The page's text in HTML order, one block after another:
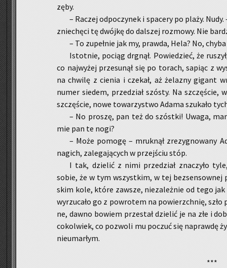
zęby.
– Ra­czej od­po­czy­nek i spa­ce­ry po plaży.
znie­chę­ci tę dwój­kę do dal­szej roz­mo­wy. Nie
– To zu­peł­nie jak my, praw­da, Hela? No,
Istot­nie, po­ciąg drgnął. Po­wie­dzieć, że
co naj­wy­żej prze­su­nął się po to­rach, sa­piąc z
na chwi­lę z cie­nia i cze­kał, aż że­la­zny gi­gant
numer sie­dem, prze­dział szó­sty. Na szczę­ście,
szczę­ście, nowe to­wa­rzy­stwo Adama szu­ka­ło
– No pro­szę, pan też do szóst­ki! Uwaga,
mie pan te nogi?
– Może po­mo­gę – mruk­nął zre­zy­gno­wa­ny
na­gich, za­le­ga­ją­cych w przej­ściu stóp.
I tak, dzie­lić z nimi prze­dział zna­czy­ło
sobie, że w tym wszyst­kim, w tej
skim kole, które za­wsze, nie­za­leż­nie od tego
wy­rzu­ca­ło go z po­wro­tem na po­wierzch­nię,
ne, dawno bo­wiem prze­stał dzie­lić je na złe i
co­kol­wiek, co po­zwo­li mu po­czuć się na­praw­dę
nie­umar­łym.
***